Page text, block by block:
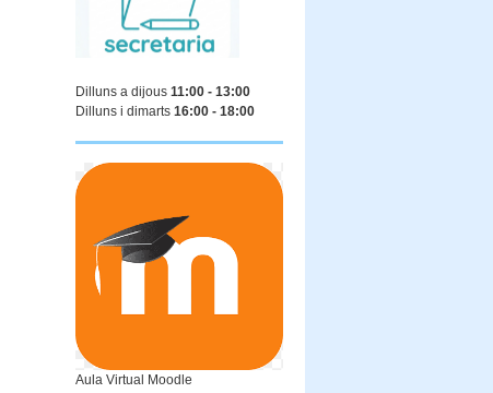
Dilluns a dijous 11:00 - 13:00
Dilluns i dimarts 16:00 - 18:00
Aula Virtual Moodle